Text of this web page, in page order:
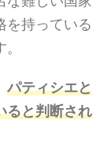
を持っている
パティシエと
ると判断され